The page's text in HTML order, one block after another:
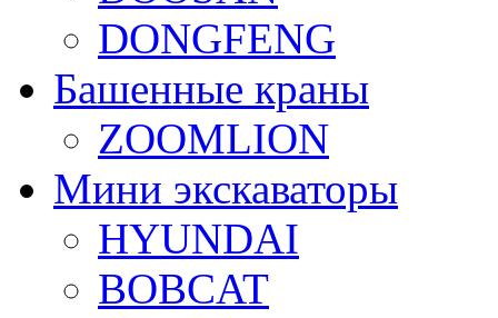
DONGFENG
Башенные краны
ZOOMLION
Мини экскаваторы
HYUNDAI
BOBCAT